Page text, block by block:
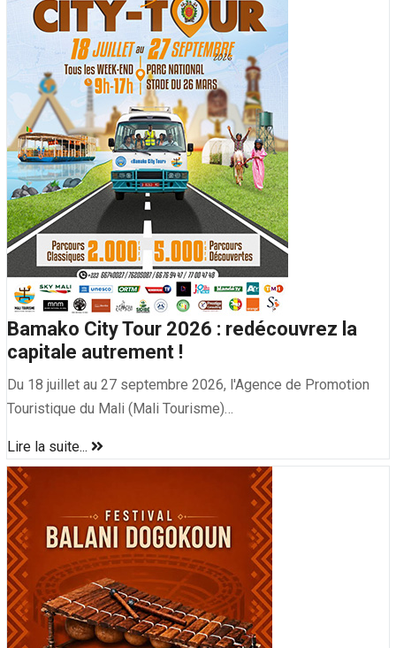
Bamako City Tour 2026 : redécouvrez la
capitale autrement !
Du 18 juillet au 27 septembre 2026, l'Agence de Promotion
Touristique du Mali (Mali Tourisme)…
Lire la suite...